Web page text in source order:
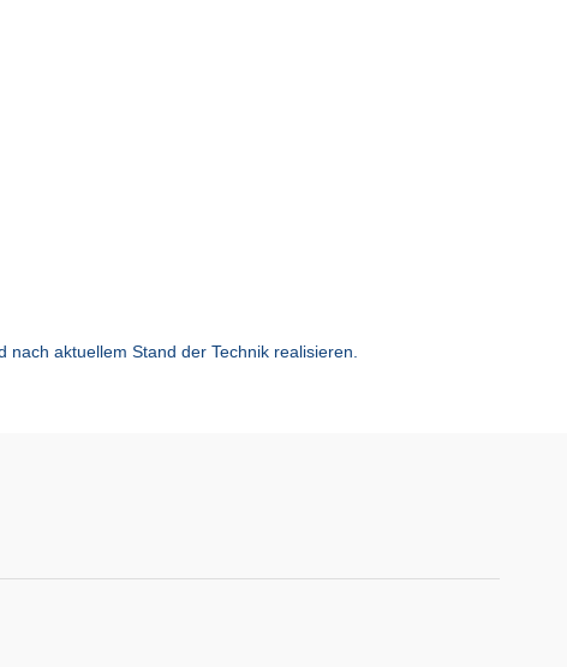
aktuellem Stand der Technik realisieren.